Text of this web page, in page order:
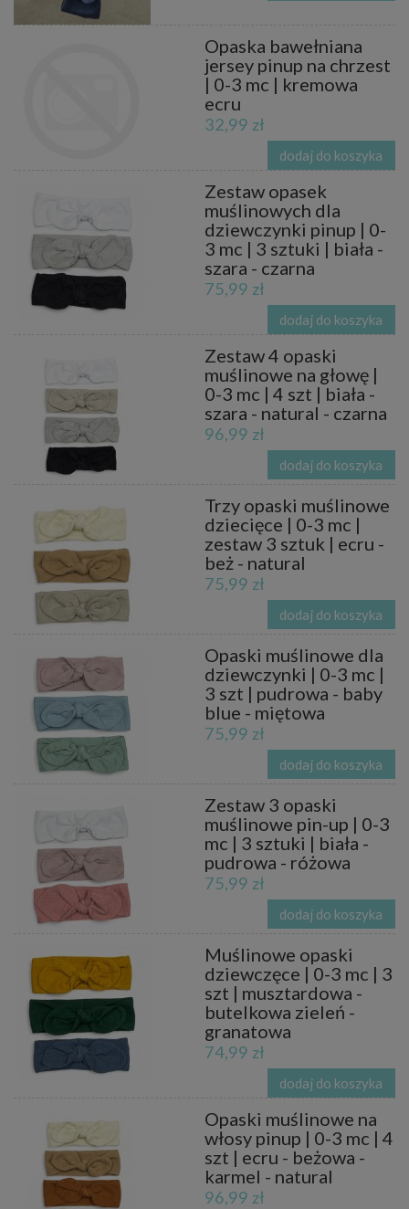
Opaska bawełniana
jersey pinup na chrzest
| 0-3 mc | kremowa
ecru
32,99 zł
dodaj do koszyka
Zestaw opasek
muślinowych dla
dziewczynki pinup | 0-
3 mc | 3 sztuki | biała -
szara - czarna
75,99 zł
dodaj do koszyka
Zestaw 4 opaski
muślinowe na głowę |
0-3 mc | 4 szt | biała -
szara - natural - czarna
96,99 zł
dodaj do koszyka
Trzy opaski muślinowe
dziecięce | 0-3 mc |
zestaw 3 sztuk | ecru -
beż - natural
75,99 zł
dodaj do koszyka
Opaski muślinowe dla
dziewczynki | 0-3 mc |
3 szt | pudrowa - baby
blue - miętowa
75,99 zł
dodaj do koszyka
Zestaw 3 opaski
muślinowe pin-up | 0-3
mc | 3 sztuki | biała -
pudrowa - różowa
75,99 zł
dodaj do koszyka
Muślinowe opaski
dziewczęce | 0-3 mc | 3
szt | musztardowa -
butelkowa zieleń -
granatowa
74,99 zł
dodaj do koszyka
Opaski muślinowe na
włosy pinup | 0-3 mc | 4
szt | ecru - beżowa -
karmel - natural
96,99 zł